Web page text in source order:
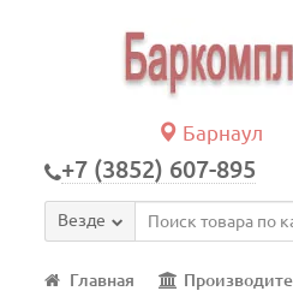
Барнаул
+7 (3852) 607-895
Везде
Главная